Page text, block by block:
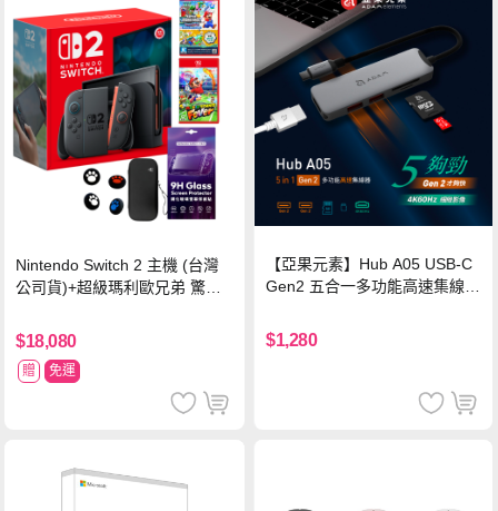
Nintendo Switch 2 主機 (台灣
公司貨)+超級瑪利歐兄弟 驚奇
球 狂熱 中文版
$18,080
贈 免運
【亞果元素】Hub A05 USB-C
Gen2 五合一多功能高速集線
$1,280